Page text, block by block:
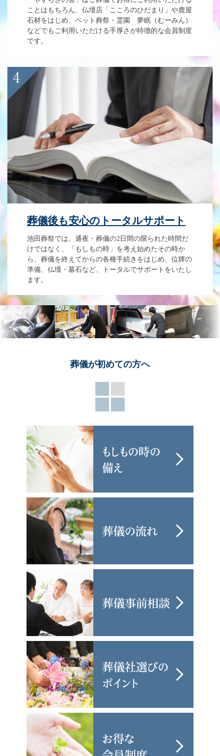
ことはもちろん、仏壇店「こころのひだまり」や鹿屋
石材をはじめ、ペット葬祭・霊園 夢眠（むーみん）
などでもご利用いただける手厚さが特徴的な会員制度
です。
葬儀後も安心のトータルサポート
池田葬祭では、通夜・葬儀の2日間の限られた時間だ
けではなく、「もしもの時」を考え始めたその時か
ら、葬儀を終えてからの各種手続きをはじめ、位牌の
準備、仏壇・墓石など、トータルでサポートをいたし
ます。
葬儀が初めての方へ